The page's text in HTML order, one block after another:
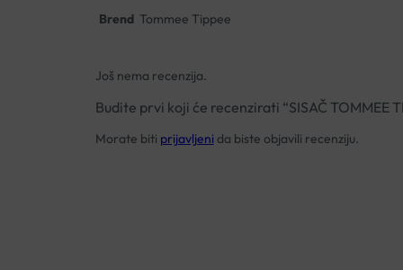
Brend Tommee Tippee
Još nema recenzija.
Budite prvi koji će recenzirati “SISAČ TOMMEE
Morate biti prijavljeni da biste objavili recenziju.